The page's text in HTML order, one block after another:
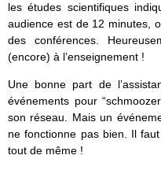
les études scientifiques
audience est de 12 minutes,
des conférences.
(encore) à l’enseignement !
Une bonne part de
événements pour
son réseau. Mais un
ne fonctionne pas bien. Il
tout de même !